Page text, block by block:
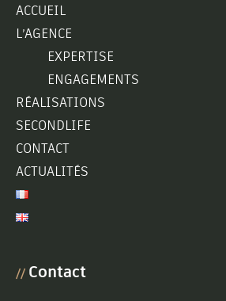
ACCUEIL
L’AGENCE
EXPERTISE
ENGAGEMENTS
RÉALISATIONS
SECONDLIFE
CONTACT
ACTUALITÉS
// Contact